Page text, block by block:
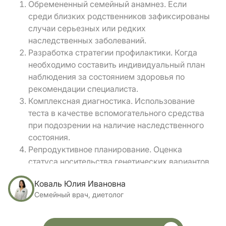
Обремененный семейный анамнез. Если
среди близких родственников зафиксированы
случаи серьезных или редких
наследственных заболеваний.
Разработка стратегии профилактики. Когда
необходимо составить индивидуальный план
наблюдения за состоянием здоровья по
рекомендации специалиста.
Комплексная диагностика. Использование
теста в качестве вспомогательного средства
при подозрении на наличие наследственного
состояния.
Репродуктивное планирование. Оценка
статуса носительства генетических вариантов
Оптимизация образа жизни. Применение
нутригенетики для коррекции рациона или
метаболических особенностей.
Коваль Юлия Ивановна
Семейный врач, диетолог